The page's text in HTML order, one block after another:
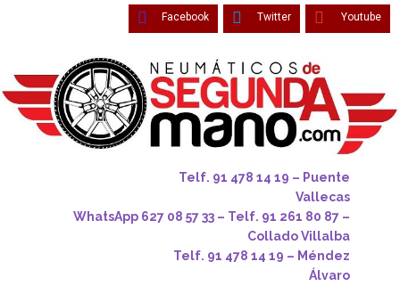
Facebook Twitter Youtube
Telf. 91 478 14 19 – Puente
Vallecas
WhatsApp 627 08 57 33 – Telf. 91 261 80 87 –
Collado Villalba
Telf. 91 478 14 19 – Méndez
Álvaro